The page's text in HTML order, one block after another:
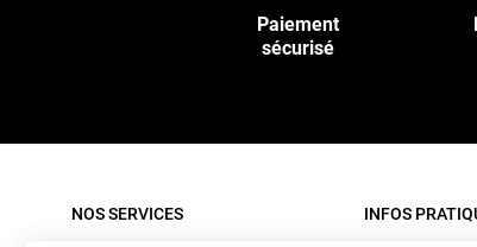
Paiement
sécurisé
NOS SERVICES INFOS